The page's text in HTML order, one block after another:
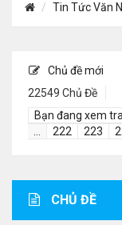
Tin Tức Văn
Chủ đề mới
22549 Chủ Đề
Bạn đang xem
222 223
CHỦ ĐỀ